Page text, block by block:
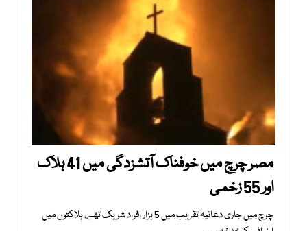
مصر چرچ میں خوفناک آتشزدگی میں 41 ہلاک
اور 55 زخمی
چرچ میں جاری دعائیہ تقریب میں 5 ہزار افراد شریک تھے، ہلاکتوں میں